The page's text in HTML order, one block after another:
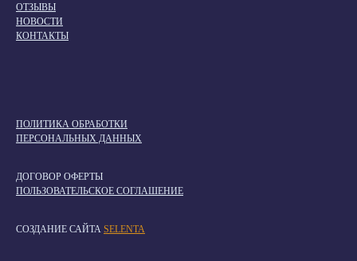
ОТЗЫВЫ
НОВОСТИ
КОНТАКТЫ
ПОЛИТИКА ОБРАБОТКИ
ПЕРСОНАЛЬНЫХ ДАННЫХ
ДОГОВОР ОФЕРТЫ
ПОЛЬЗОВАТЕЛЬСКОЕ СОГЛАШЕНИЕ
СОЗДАНИЕ САЙТА SELENTA